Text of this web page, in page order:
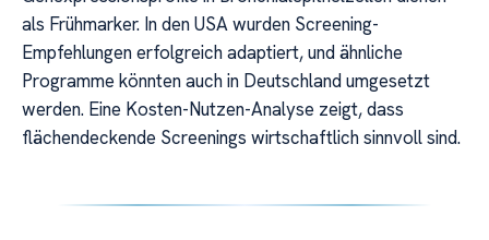
als Frühmarker. In den USA wurden Screening-
Empfehlungen erfolgreich adaptiert, und ähnliche
Programme könnten auch in Deutschland umgesetzt
werden. Eine Kosten-Nutzen-Analyse zeigt, dass
flächendeckende Screenings wirtschaftlich sinnvoll sind.